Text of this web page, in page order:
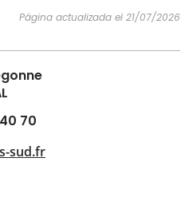
Página actualizada el 21/07/2026
70
sud.fr